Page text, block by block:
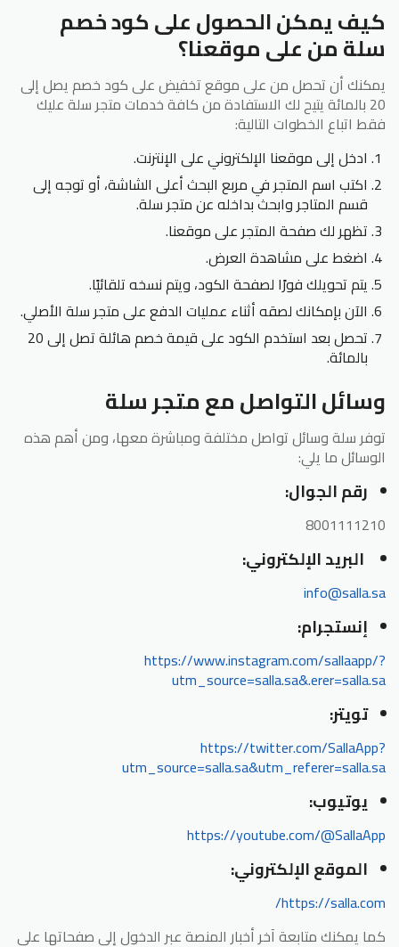
كيف يمكن الحصول على كود خصم
سلة من على موقعنا؟
يمكنك أن تحصل من على موقع تخفيض على كود خصم يصل إلى
20 بالمائة يتيح لك الاستفادة من كافة خدمات متجر سلة عليك
فقط اتباع الخطوات التالية:
ادخل إلى موقعنا الإلكتروني على الإنترنت.
اكتب اسم المتجر في مربع البحث أعلى الشاشة، أو توجه إلى
قسم المتاجر وابحث بداخله عن متجر سلة.
تظهر لك صفحة المتجر على موقعنا.
اضغط على مشاهدة العرض.
يتم تحويلك فورًا لصفحة الكود، ويتم نسخه تلقائيًا.
الآن بإمكانك لصقه أثناء عمليات الدفع على متجر سلة الأصلي.
تحصل بعد استخدم الكود على قيمة خصم هائلة تصل إلى 20
بالمائة.
وسائل التواصل مع متجر سلة
توفر سلة وسائل تواصل مختلفة ومباشرة معها، ومن أهم هذه
الوسائل ما يلي:
رقم الجوال:
8001111210
البريد الإلكتروني:
info@salla.sa
إنستجرام:
https://www.instagram.com/sallaapp/?
utm_source=salla.sa&.erer=salla.sa
تويتر:
https://twitter.com/SallaApp?
utm_source=salla.sa&utm_referer=salla.sa
يوتيوب:
https://youtube.com/@SallaApp
الموقع الإلكتروني:
https://salla.com/
كما يمكنك متابعة آخر أخبار المنصة عبر الدخول إلى صفحاتها على